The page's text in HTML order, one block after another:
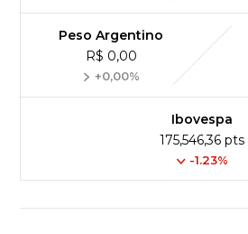
Peso Argentino
R$ 0,00
+0,00%
Ibovespa
175,546,36 pts
-1.23%